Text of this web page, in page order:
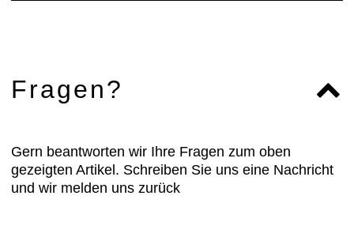
the safe production and processing of synthetic
and natural fibers.
Fragen?
Gern beantworten wir Ihre Fragen zum oben
gezeigten Artikel. Schreiben Sie uns eine Nachricht
und wir melden uns zurück